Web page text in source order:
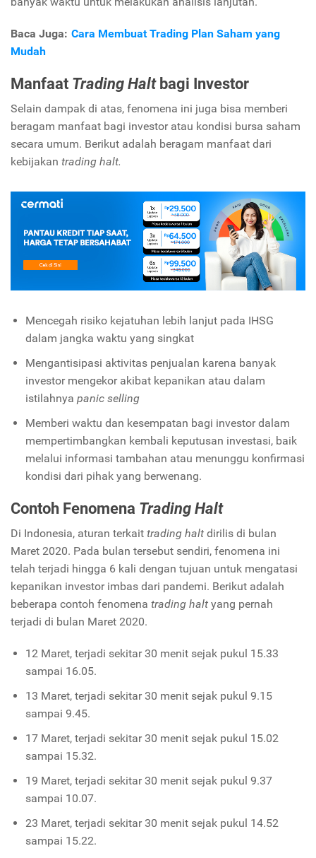
Baca Juga: Cara Membuat Trading Plan Saham yang
Mudah
Manfaat Trading Halt bagi Investor
Selain dampak di atas, fenomena ini juga bisa memberi
beragam manfaat bagi investor atau kondisi bursa saham
secara umum. Berikut adalah beragam manfaat dari
kebijakan trading halt.
Mencegah risiko kejatuhan lebih lanjut pada IHSG
dalam jangka waktu yang singkat
Mengantisipasi aktivitas penjualan karena banyak
investor mengekor akibat kepanikan atau dalam
istilahnya panic selling
Memberi waktu dan kesempatan bagi investor dalam
mempertimbangkan kembali keputusan investasi, baik
melalui informasi tambahan atau menunggu konfirmasi
kondisi dari pihak yang berwenang.
Contoh Fenomena Trading Halt
Di Indonesia, aturan terkait trading halt dirilis di bulan
Maret 2020. Pada bulan tersebut sendiri, fenomena ini
telah terjadi hingga 6 kali dengan tujuan untuk mengatasi
kepanikan investor imbas dari pandemi. Berikut adalah
beberapa contoh fenomena trading halt yang pernah
terjadi di bulan Maret 2020.
12 Maret, terjadi sekitar 30 menit sejak pukul 15.33
sampai 16.05.
13 Maret, terjadi sekitar 30 menit sejak pukul 9.15
sampai 9.45.
17 Maret, terjadi sekitar 30 menit sejak pukul 15.02
sampai 15.32.
19 Maret, terjadi sekitar 30 menit sejak pukul 9.37
sampai 10.07.
23 Maret, terjadi sekitar 30 menit sejak pukul 14.52
sampai 15.22.